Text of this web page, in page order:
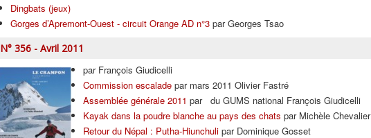
Dingbats (jeux)
Gorges d’Apremont-Ouest - circuit Orange AD n°3 par Georges Tsao
N° 356 - Avril 2011
par François Giudicelli
Commission escalade par mars 2011 Olivier Fastré
Assemblée générale 2011 par du GUMS national François Giudicelli
Kayak dans la poudre blanche au pays des chats par Michèle Chevalier
Retour du Népal : Putha-Hiunchuli par Dominique Gosset